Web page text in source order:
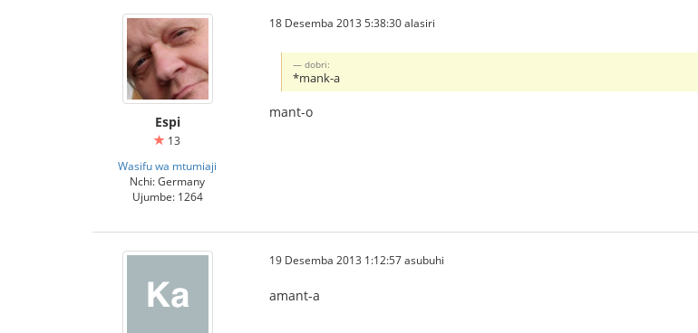
Espi
13
Wasifu wa mtumiaji
Nchi: Germany
Ujumbe: 1264
18 Desemba 2013 5:38:30 alasiri
dobri:
*mank-a
mant-o
19 Desemba 2013 1:12:57 asubuhi
amant-a